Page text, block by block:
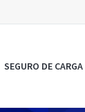
SEGURO DE CARGA